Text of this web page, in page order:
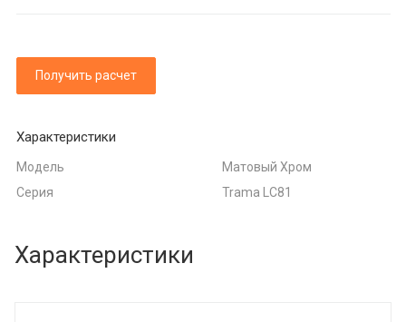
Получить расчет
Характеристики
Модель
Матовый Хром
Серия
Trama LC81
Характеристики